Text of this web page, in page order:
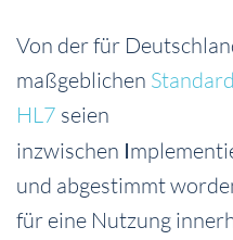
Von der für
maßgeblichen
HL7 seien
inzwischen I
und abgestimmt
für eine Nutzung